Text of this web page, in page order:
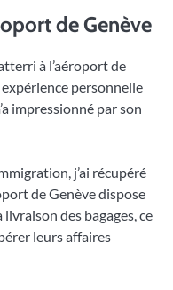
de Genève
à l’aéroport de
personnelle
impressionné par son
j’ai récupéré
de Genève dispose
des bagages, ce
leurs affaires